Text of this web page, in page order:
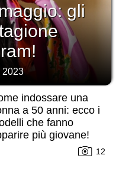
gli
2023
indossare una
a 50 anni: ecco i
che fanno
più giovane!
12